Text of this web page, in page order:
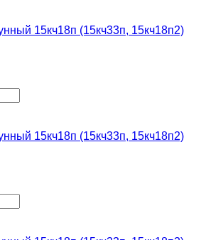
15кч18п (15кч33п, 15кч18п2)
15кч18п (15кч33п, 15кч18п2)